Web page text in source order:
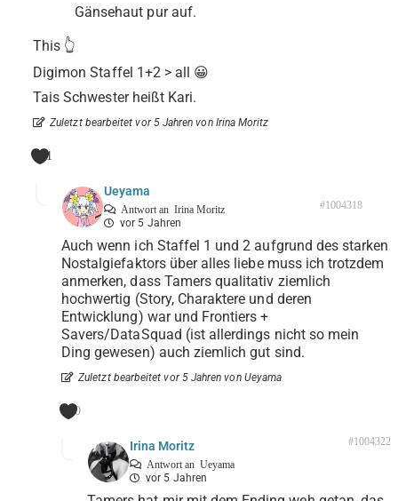
Gänsehaut pur auf.
This 👆
Digimon Staffel 1+2 > all 😀
Tais Schwester heißt Kari.
Zuletzt bearbeitet vor 5 Jahren von Irina Moritz
1
Ueyama
Antwort an Irina Moritz
vor 5 Jahren
#1004318
Auch wenn ich Staffel 1 und 2 aufgrund des starken
Nostalgiefaktors über alles liebe muss ich trotzdem
anmerken, dass Tamers qualitativ ziemlich
hochwertig (Story, Charaktere und deren
Entwicklung) war und Frontiers +
Savers/DataSquad (ist allerdings nicht so mein
Ding gewesen) auch ziemlich gut sind.
Zuletzt bearbeitet vor 5 Jahren von Ueyama
0
Irina Moritz
Antwort an Ueyama
vor 5 Jahren
#1004322